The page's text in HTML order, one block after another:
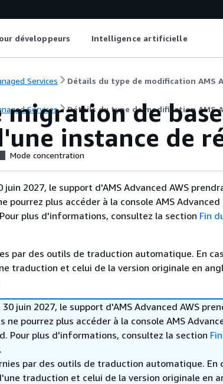
développeurs Intelligence artificielle
Services Détails du type de modification AMS
Services Détails du type de modification AMS
migration de
instance de
Mode concentration
2027, le support d'AMS Advanced AWS
pourrez plus accéder à la console AMS Advanced
plus d'informations, consultez la section Fin
par des outils de traduction automatique. En
traduction et celui de la version originale en
juin 2027, le support d'AMS Advanced AWS
ne pourrez plus accéder à la console AMS
Pour plus d'informations, consultez la section
.
par des outils de traduction automatique. En
traduction et celui de la version originale en